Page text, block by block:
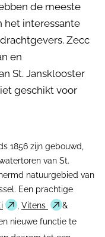
de meeste
het interessante
Zecc
en
St. Jansklooster
geschikt voor
1856 zijn gebouwd,
van St.
natuurgebied van
Een prachtige
Vitens
&
nieuwe functie te